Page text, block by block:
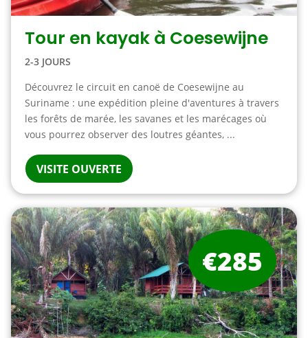
Tour en kayak à Coesewijne
2-3 JOURS
Découvrez le circuit en canoë de Coesewijne au
Suriname : une expédition pleine d'aventures à travers
les forêts de marée, les savanes et les marécages où
vous pourrez observer des loutres géantes, ...
VISITE OUVERTE
€285